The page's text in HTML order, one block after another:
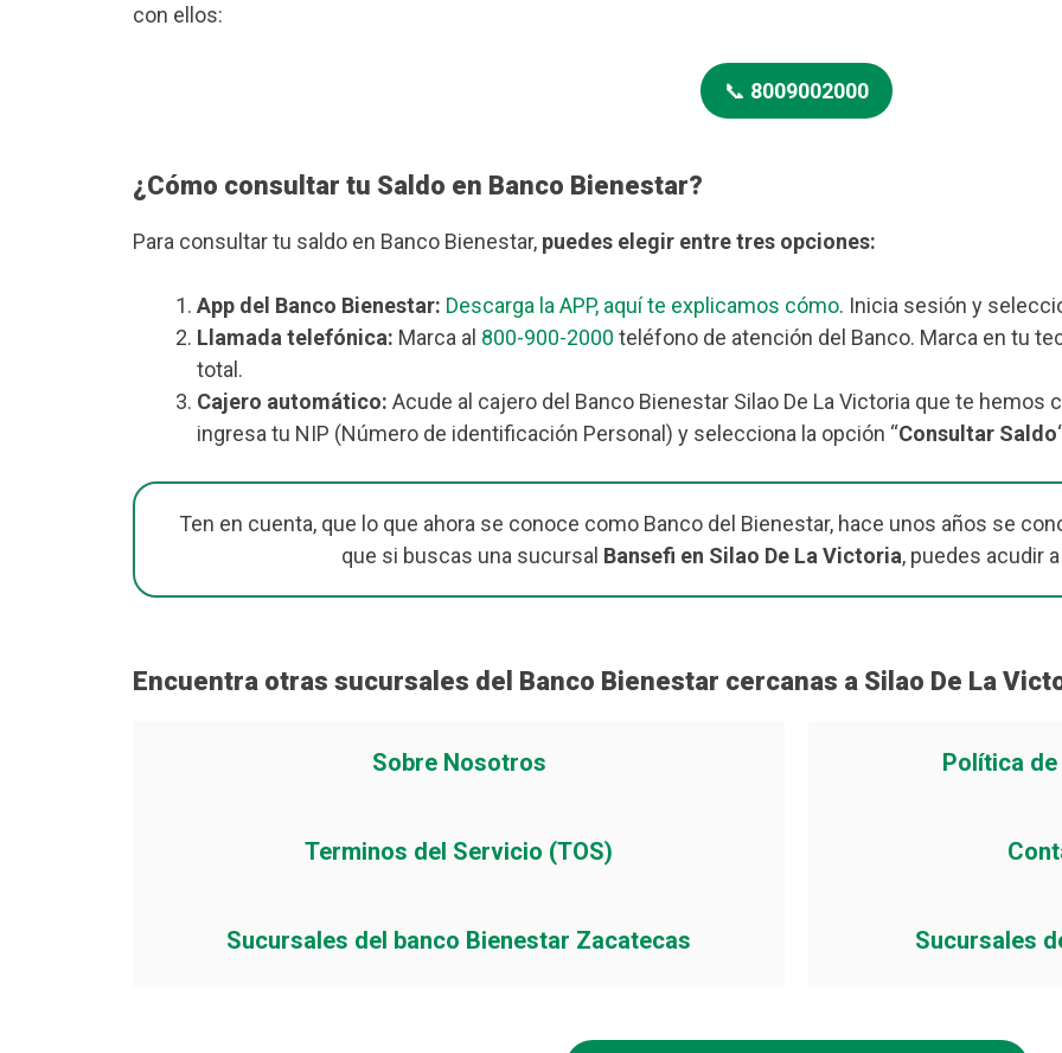
con ellos:
📞 8009002000
¿Cómo consultar tu Saldo en Banco Bienestar?
Para consultar tu saldo en Banco Bienestar, puedes elegir entre tres opciones:
App del Banco Bienestar: Descarga la APP, aquí te explicamos cómo. Inicia sesión y
Llamada telefónica: Marca al 800-900-2000 teléfono de atención del Banco. Marca en tu
total.
Cajero automático: Acude al cajero del Banco Bienestar Silao De La Victoria que te hemos
ingresa tu NIP (Número de identificación Personal) y selecciona la opción “Consultar Saldo
Ten en cuenta, que lo que ahora se conoce como Banco del Bienestar, hace unos años se
que si buscas una sucursal Bansefi en Silao De La Victoria, puedes acudir
Encuentra otras sucursales del Banco Bienestar cercanas a Silao De La
Sobre Nosotros Política
Terminos del Servicio (TOS)
Sucursales del banco Bienestar Zacatecas Sucursales